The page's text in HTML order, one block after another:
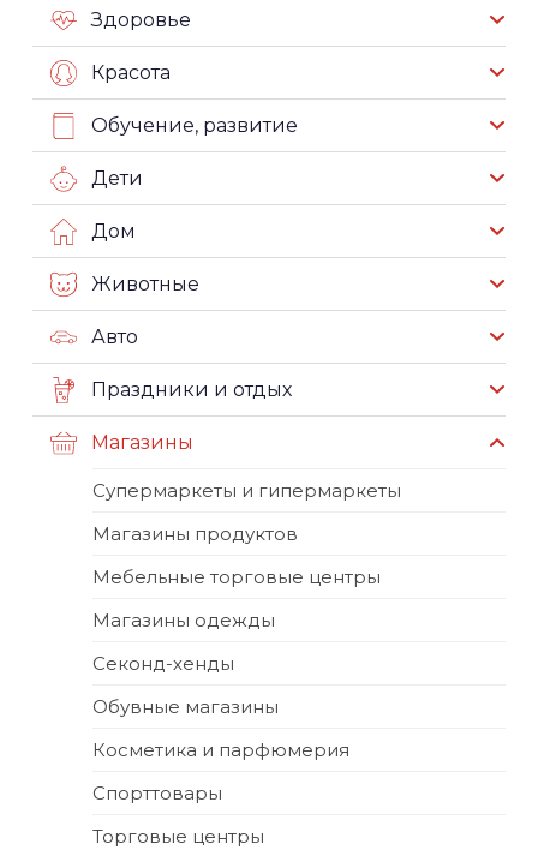
Здоровье
Красота
Обучение, развитие
Дети
Дом
Животные
Авто
Праздники и отдых
Магазины
Супермаркеты и гипермаркеты
Магазины продуктов
Мебельные торговые центры
Магазины одежды
Секонд-хенды
Обувные магазины
Косметика и парфюмерия
Спорттовары
Торговые центры